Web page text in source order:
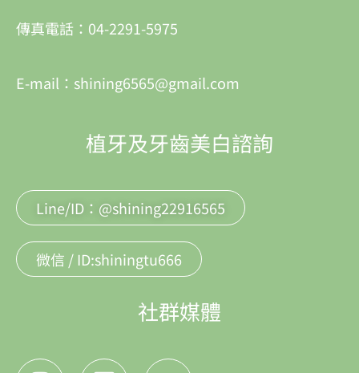
傳真電話：04-2291-5975
E-mail：shining6565@gmail.com
植牙及牙齒美白諮詢
Line/ID：@shining22916565
微信 / ID:shiningtu666
社群媒體